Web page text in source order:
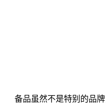
备品虽然不是特别的品